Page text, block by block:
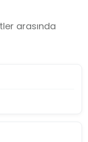
arasında